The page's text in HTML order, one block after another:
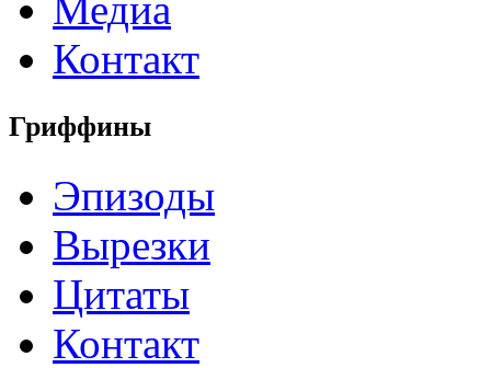
Контакт
Гриффины
Эпизоды
Вырезки
Цитаты
Контакт